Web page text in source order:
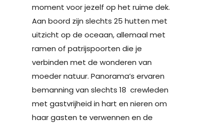
moment voor jezelf op het ruime dek.
Aan boord zijn slechts 25 hutten met
uitzicht op de oceaan, allemaal met
ramen of patrijspoorten die je
verbinden met de wonderen van
moeder natuur. Panorama’s ervaren
bemanning van slechts 18 crewleden
met gastvrijheid in hart en nieren om
haar gasten te verwennen en de